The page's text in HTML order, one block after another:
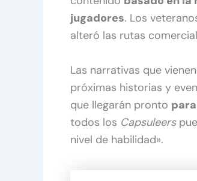
jugadores. Los
alteró las rutas
Las narrativas que
próximas historias y
que llegarán pronto
todos los Capsuleers
nivel de habilidad».